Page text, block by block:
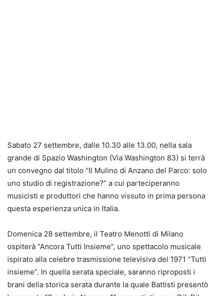
Sabato 27 settembre, dalle 10.30 alle 13.00, nella sala
grande di Spazio Washington (Via Washington 83) si terrà
un convegno dal titolo “Il Mulino di Anzano del Parco: solo
uno studio di registrazione?” a cui parteciperanno
musicisti e produttori che hanno vissuto in prima persona
questa esperienza unica in Italia.
Domenica 28 settembre, il Teatro Menotti di Milano
ospiterà “Ancora Tutti Insieme”, uno spettacolo musicale
ispirato alla celebre trasmissione televisiva del 1971 “Tutti
insieme”. In quella serata speciale, saranno riproposti i
brani della storica serata durante la quale Battisti presentò